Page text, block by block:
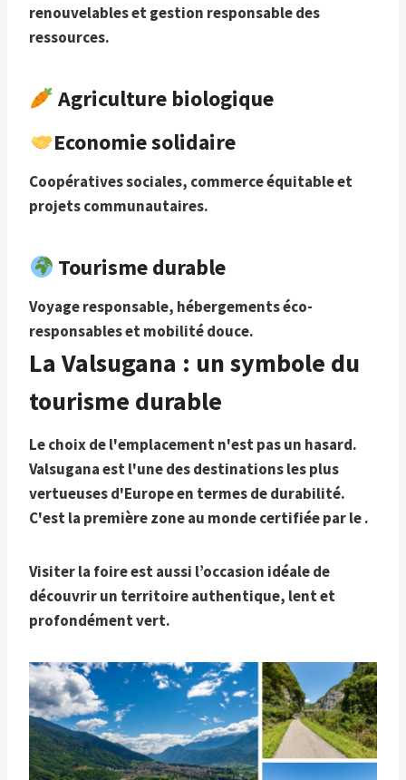
renouvelables et gestion responsable des
ressources.
Agriculture biologique
Economie solidaire
Coopératives sociales, commerce équitable et
projets communautaires.
Tourisme durable
Voyage responsable, hébergements éco-
responsables et mobilité douce.
La Valsugana : un symbole du
tourisme durable
Le choix de l'emplacement n'est pas un hasard.
Valsugana est l'une des destinations les plus
vertueuses d'Europe en termes de durabilité.
C'est la première zone au monde certifiée par le .
Visiter la foire est aussi l’occasion idéale de
découvrir un territoire authentique, lent et
profondément vert.